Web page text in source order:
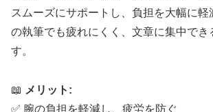
スムーズにサポートし、負担を大幅に軽
の執筆でも疲れにくく、文章に集中でき
す。
📖 メリット:
✅ 腕の負担を軽減し、疲労を防ぐ